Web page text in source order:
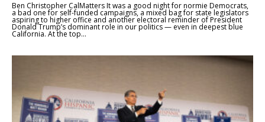
Ben Christopher CalMatters It was a good night for normie Democrats,
a bad one for self-funded campaigns, a mixed bag for state legislators
aspiring to higher office and another electoral reminder of President
Donald Trump’s dominant role in our politics — even in deepest blue
California. At the top...